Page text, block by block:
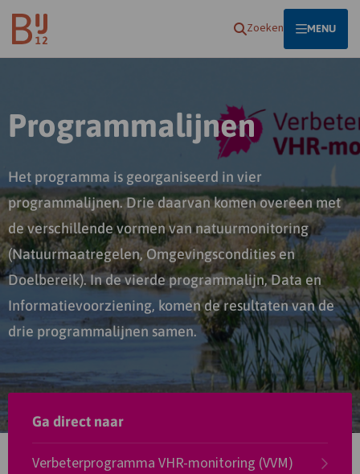
Homepagina Zoeken OPEN
MENU
Programmalijnen
Het programma is georganiseerd in vier
programmalijnen. Drie daarvan komen overeen met
de verschillende vormen van natuurmonitoring
(Natuurmaatregelen, Omgevingscondities en
Doelbereik). In de vierde programmalijn, Data en
Informatievoorziening, komen de resultaten van de
drie programmalijnen samen.
Ga direct naar
Verbeterprogramma VHR-monitoring (VVM)